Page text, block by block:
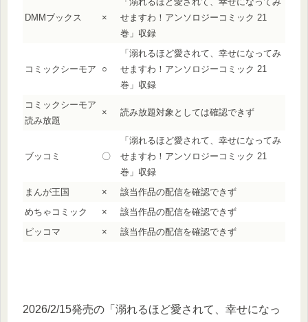
DMMブックス ×
せますわ！アンソロジーコミック 21
巻」収録
コミックシーモア ○
「溺れるほど愛されて、幸せになってみ
せますわ！アンソロジーコミック 21
巻」収録
コミックシーモア
読み放題
× 読み放題対象としては確認できず
ブッコミ 〇
「溺れるほど愛されて、幸せになってみ
せますわ！アンソロジーコミック 21
巻」収録
まんが王国
×
該当作品の配信を確認できず
めちゃコミック
×
該当作品の配信を確認できず
ピッコマ
× 該当作品の配信を確認できず
2026/2/15発売の「溺れるほど愛されて、幸せになっ